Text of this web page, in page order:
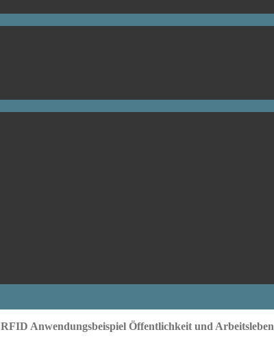
RFID Anwendungsbeispiel Öffentlichkeit und Arbeitsleben